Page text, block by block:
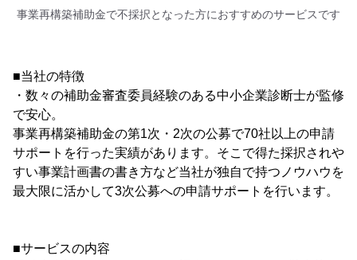
事業再構築補助金で不採択となった方におすすめのサービスです
■当社の特徴
・数々の補助金審査委員経験のある中小企業診断士が監修
で安心。
事業再構築補助金の第1次・2次の公募で70社以上の申請
サポートを行った実績があります。そこで得た採択されや
すい事業計画書の書き方など当社が独自で持つノウハウを
最大限に活かして3次公募への申請サポートを行います。
■サービスの内容